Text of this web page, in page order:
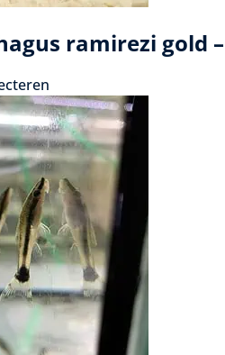
ramirezi gold
product
heeft
meerdere
variaties.
Deze
optie
kan
gekozen
worden
op
de
productpagina